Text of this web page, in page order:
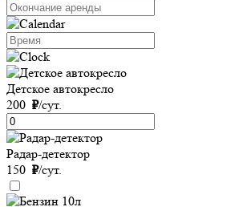
Детское автокресло
200 ₽/сут.
Радар-детектор
150 ₽/сут.